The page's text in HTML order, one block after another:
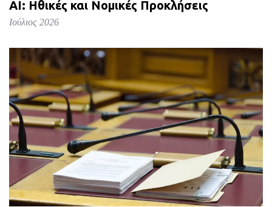
AI: Ηθικές και Νομικές Προκλήσεις
Ιούλιος 2026